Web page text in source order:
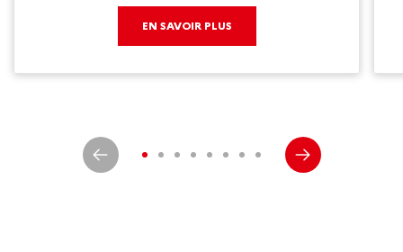
EN SAVOIR PLUS